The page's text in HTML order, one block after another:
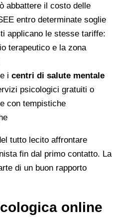
abbattere il costo delle
entro determinate soglie
applicano le stesse tariffe:
terapeutico e la zona
e i centri di salute mentale
psicologici gratuiti o
con tempistiche
tutto lecito affrontare
fin dal primo contatto. La
di un buon rapporto
online